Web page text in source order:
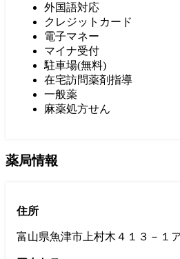
外国語対応
クレジットカード
電子マネー
マイナ受付
駐車場(無料)
在宅訪問薬剤指導
一般薬
麻薬処方せん
薬局情報
住所
富山県魚津市上村木４１３－１